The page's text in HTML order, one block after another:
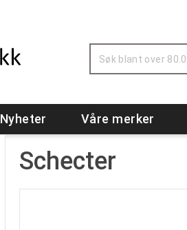
Nyheter Våre merker
Schecter